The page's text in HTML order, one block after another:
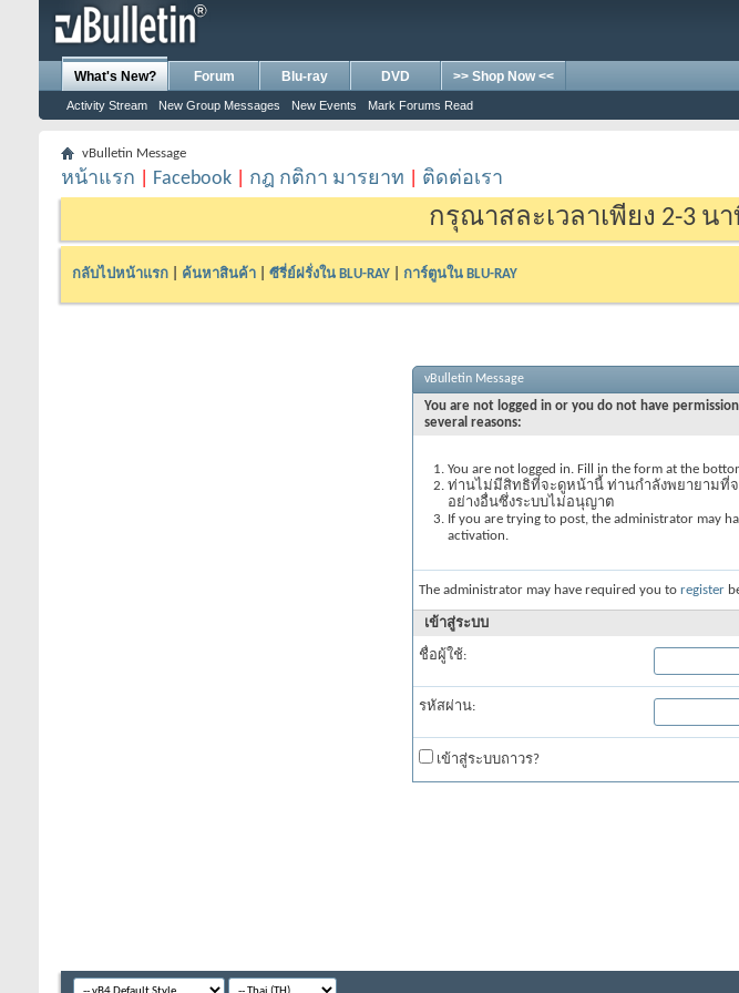
What's New?
Activity Stream New Group Messages New Events Mark Forums Read
Forum Blu-ray DVD >> Shop Now <<
vBulletin Message
หน้าแรก Facebook กฎ กติกา มารยาท ติดต่อเรา
กรุณาสละเวลาเพียง 2-3 น
กลับไปหน้าแรก ค้นหาสินค้า ซีรี่ย์ฝรั่งใน BLU-RAY การ์ตูนใน BLU-RAY
vBulletin Message
You are not logged in or you do not have
several reasons:
You are not logged in. Fill in the form at the
ท่านไม่มีสิทธิที่จะดูหน้านี้ ท่านกำลังพยายามที่จ
อย่างอื่นซึ่งระบบไม่อนุญาต
If you are trying to post, the administrator may
activation.
The administrator may have required you to register
เข้าสู่ระบบ
ชื่อผู้ใช้:
รหัสผ่าน:
เข้าสู่ระบบถาวร?